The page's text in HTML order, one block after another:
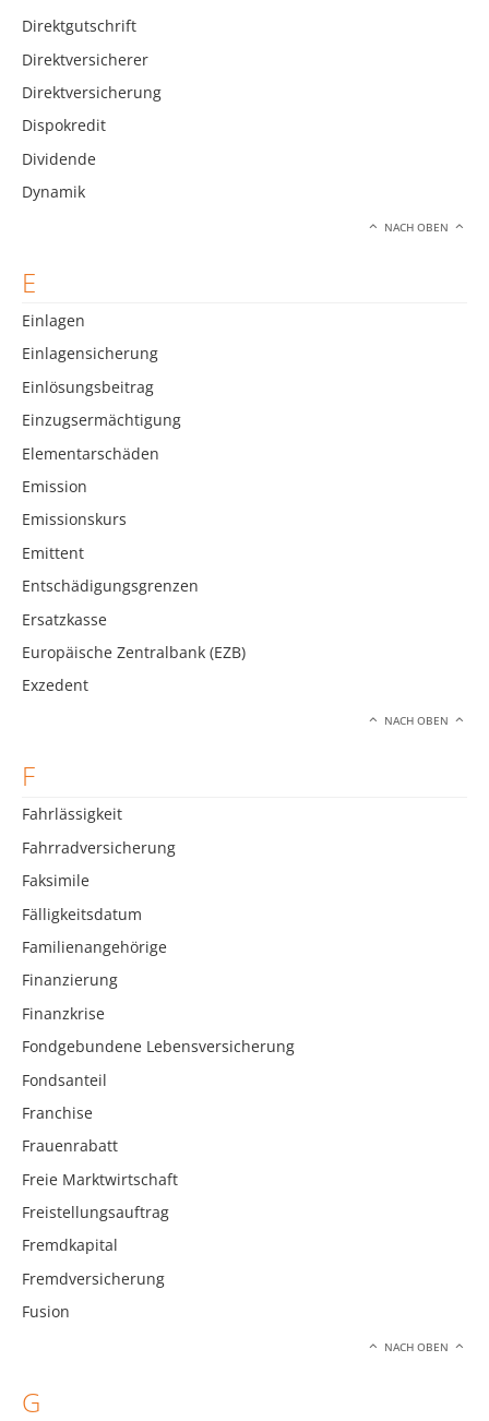
Direktgutschrift
Direktversicherer
Direktversicherung
Dispokredit
Dividende
Dynamik
NACH OBEN
E
Einlagen
Einlagensicherung
Einlösungsbeitrag
Einzugsermächtigung
Elementarschäden
Emission
Emissionskurs
Emittent
Entschädigungsgrenzen
Ersatzkasse
Europäische Zentralbank (EZB)
Exzedent
NACH OBEN
F
Fahrlässigkeit
Fahrradversicherung
Faksimile
Fälligkeitsdatum
Familienangehörige
Finanzierung
Finanzkrise
Fondgebundene Lebensversicherung
Fondsanteil
Franchise
Frauenrabatt
Freie Marktwirtschaft
Freistellungsauftrag
Fremdkapital
Fremdversicherung
Fusion
NACH OBEN
G